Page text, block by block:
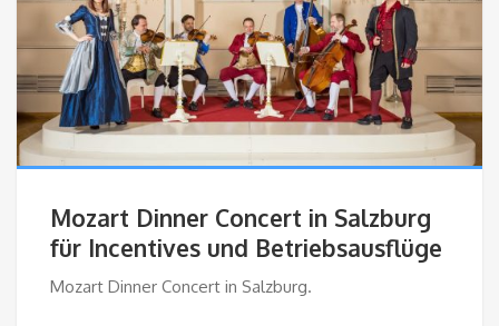
Mozart Dinner Concert in Salzburg
für Incentives und Betriebsausflüge
Mozart Dinner Concert in Salzburg.